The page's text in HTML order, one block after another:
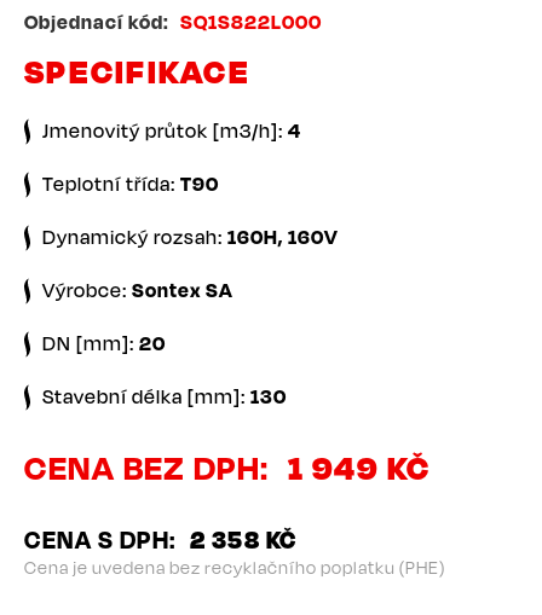
Objednací kód SQ1S822L000
SPECIFIKACE
Jmenovitý průtok [m3/h]: 4
Teplotní třída: T90
Dynamický rozsah: 160H, 160V
Výrobce: Sontex SA
DN [mm]: 20
Stavební délka [mm]: 130
CENA BEZ DPH 1 949 KČ
CENA S DPH 2 358 KČ
Cena je uvedena bez recyklačního poplatku (PHE)